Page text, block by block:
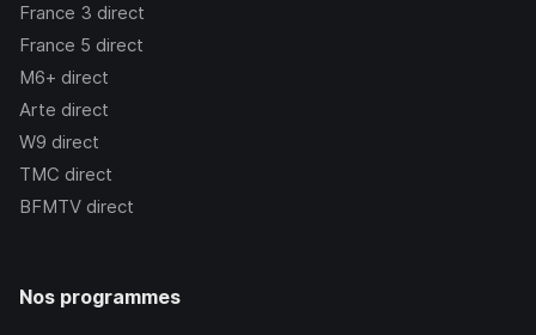
France 3 direct
France 5 direct
M6+ direct
Arte direct
W9 direct
TMC direct
BFMTV direct
Nos programmes